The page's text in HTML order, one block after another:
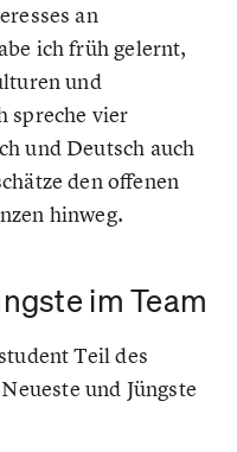
an
ich früh gelernt,
und
spreche vier
und Deutsch auch
den offenen
hinweg.
im Team
Teil des
und Jüngste